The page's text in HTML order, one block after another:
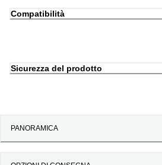
Compatibilità
Sicurezza del prodotto
PANORAMICA